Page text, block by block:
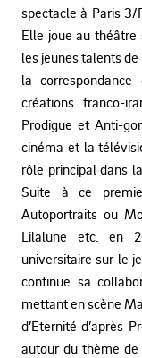
spectacle à Paris 3/
Elle joue au théâtre
les jeunes talents de
la
créations franco-
Prodigue et Anti-
cinéma et la
rôle principal dans
Suite à ce
Autoportraits ou
Lilalune etc. en
universitaire sur le
continue sa
mettant en scène
d’Eternité d’après
autour du thème de